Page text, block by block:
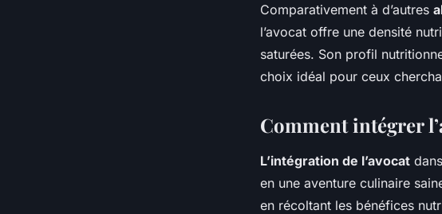
Comparativement à d’autres
l’avocat offre une densité
saturées. Son profil
choix idéal pour ceux
Comment intégrer
L’intégration de l’avocat
en une aventure culinaire
en récoltant les bénéfices